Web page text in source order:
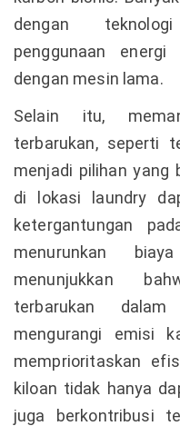
dengan
penggunaan
dengan mesin lama.
Selain itu,
terbarukan, seperti
menjadi pilihan yang
di lokasi laundry
ketergantungan
menurunkan
menunjukkan
terbarukan
mengurangi emisi
memprioritaskan
kiloan tidak hanya
juga berkontribusi